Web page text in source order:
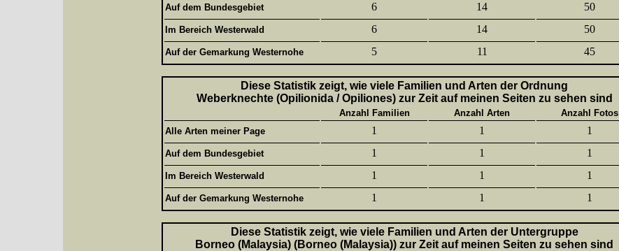
Auf dem Bundesgebiet 6 14 50
Im Bereich Westerwald 6 14 50
Auf der Gemarkung Westernohe 5 11 45
Diese Statistik zeigt, wie viele Familien und Arten der Ordnung
Weberknechte (Opilionida / Opiliones) zur Zeit auf meinen Seiten zu sehen sind
Anzahl Familien Anzahl Arten
Anzahl Fotos
Alle Arten meiner Page
1 1 1
Auf dem Bundesgebiet 1 1 1
Im Bereich Westerwald 1 1 1
Auf der Gemarkung Westernohe 1 1 1
Diese Statistik zeigt, wie viele Familien und Arten der Untergruppe
Borneo (Malaysia) (Borneo (Malaysia)) zur Zeit auf meinen Seiten zu sehen sind